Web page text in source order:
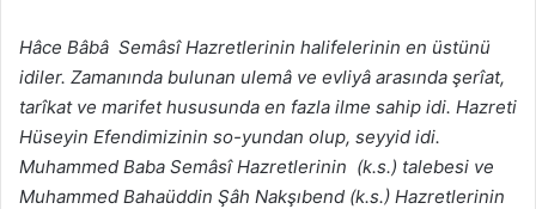
Hâce Bâbâ Semâsî Hazretlerinin halifelerinin en üstünü
idiler. Zamanında bulunan ulemâ ve evliyâ arasında şerîat,
tarîkat ve marifet hususunda en fazla ilme sahip idi. Hazreti
Hüseyin Efendimizinin so-yundan olup, seyyid idi.
Muhammed Baba Semâsî Hazretlerinin (k.s.) talebesi ve
Muhammed Bahaüddin Şâh Nakşıbend (k.s.) Hazretlerinin